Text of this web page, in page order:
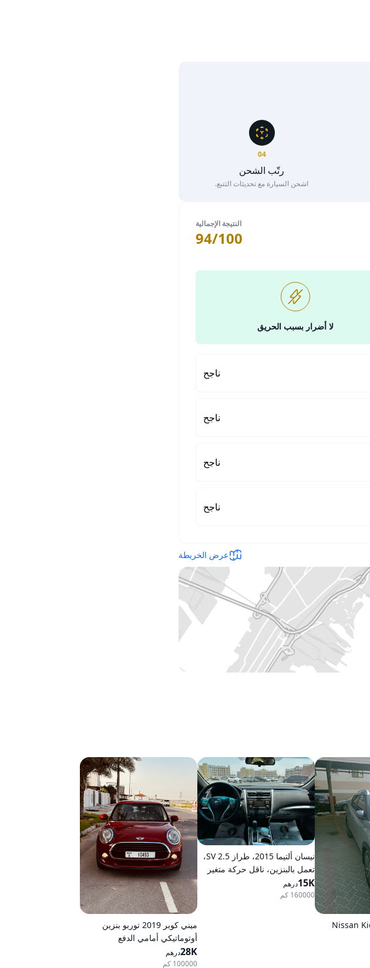
04
رتّب الشحن
اشحن السيارة مع تحديثات التتبع.
النتيجة الإجمالية
94/100
لا أضرار بسبب الحريق
ناجح
ناجح
ناجح
ناجح
عرض الخريطة
Nissan
نيسان ألتيما 2015، طراز 2.5 SV،
تعمل بالبنزين، ناقل حركة متغير
مستمر (CVT)، دفع أمامي
15Kدرهم
160000 كم
ميني كوبر 2019 توربو بنزين
أوتوماتيكي أمامي الدفع
28Kدرهم
100000 كم